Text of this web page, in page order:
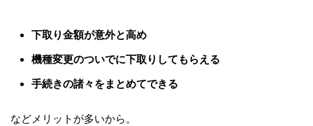
下取り金額が意外と高め
機種変更のついでに下取りしてもらえる
手続きの諸々をまとめてできる
などメリットが多いから。